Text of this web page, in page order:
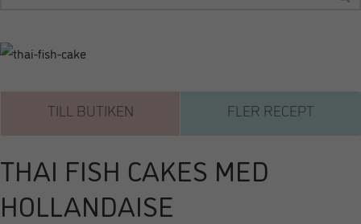
TILL BUTIKEN FLER RECEPT
THAI FISH CAKES MED
HOLLANDAISE